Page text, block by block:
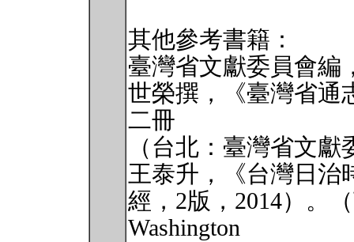
其他參考書籍：
臺灣省文獻委員會編
世榮撰，《臺灣省通
二冊
（台北：臺灣省文獻
王泰升，《台灣日治
經，2版，2014）。
Washington